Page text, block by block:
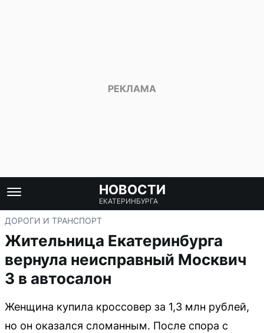
НОВОСТИ
ЕКАТЕРИНБУРГА
ДОРОГИ И ТРАНСПОРТ
Жительница Екатеринбурга
вернула неисправный Москвич
3 в автосалон
Женщина купила кроссовер за 1,3 млн рублей,
но он оказался сломанным. После спора с